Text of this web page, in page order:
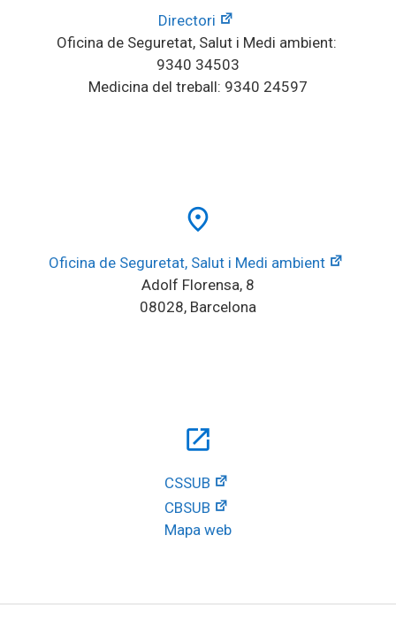
Directori
Oficina de Seguretat, Salut i Medi ambient:
9340 34503
Medicina del treball: 9340 24597
place
Oficina de Seguretat, Salut i Medi ambient
Adolf Florensa, 8
08028, Barcelona
open_in_new
CSSUB
CBSUB
Mapa web